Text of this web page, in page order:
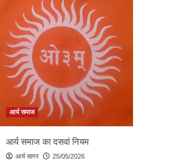
आर्य समाज
आर्य समाज का दसवां नियम
आर्य सागर 25/05/2026